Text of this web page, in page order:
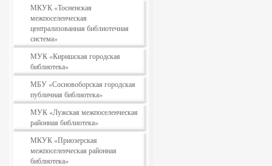
МКУК «Тосненская
межпоселенческая
централизованная библиотечная
система»
МУК «Киришская городская
библиотека»
МБУ «Сосновоборская городская
публичная библиотека»
МУК «Лужская межпоселенческая
районная библиотека»
МКУК «Приозерская
межпоселенческая районная
библиотека»